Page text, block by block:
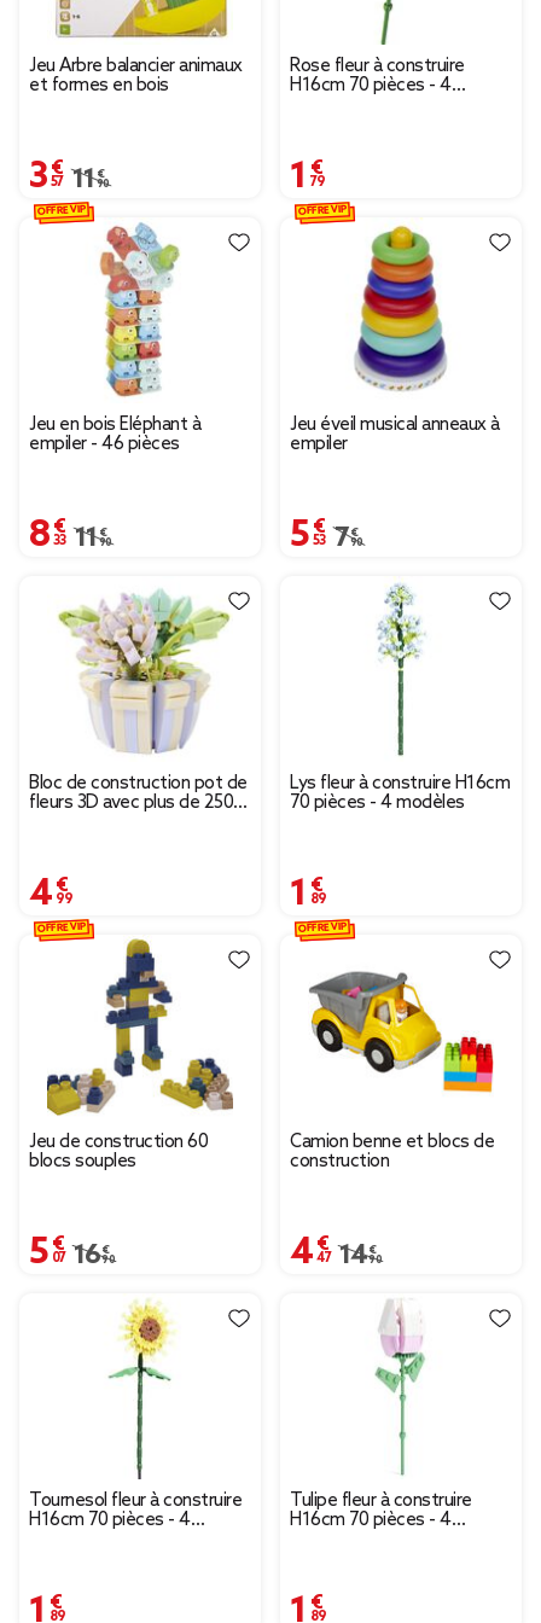
Jeu Arbre balancier animaux
et formes en bois
3,57 €
Prix remisé de 11,90 € à 3,57 €
11,90 €
Rose fleur à construire
H16cm 70 pièces - 4
1,79 €
Jeu en bois Éléphant à
empiler - 46 pièces
8,33 €
Prix remisé de 11,90 € à 8,33 €
11,90 €
OFFRE VIP
Jeu éveil musical anneaux à
empiler
5,53 €
Prix remisé de 7,90 € à
7,90 €
OFFRE VIP
Bloc de construction pot de
fleurs 3D avec plus de 250
4,99 €
Lys fleur à construire H16cm
70 pièces - 4 modèles
1,89 €
Jeu de construction 60
blocs souples
5,07 €
Prix remisé de 16,90 € à 5,07 €
16,90 €
OFFRE VIP
Camion benne et blocs de
construction
4,47 €
Prix remisé de 14,90
14,90 €
OFFRE VIP
Tournesol fleur à construire
H16cm 70 pièces - 4
1,89 €
Tulipe fleur à construire
H16cm 70 pièces - 4
1,89 €